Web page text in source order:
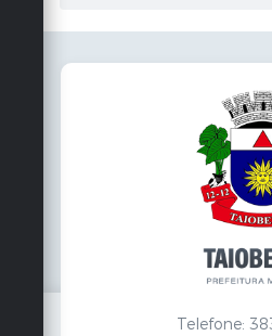
Telefone: